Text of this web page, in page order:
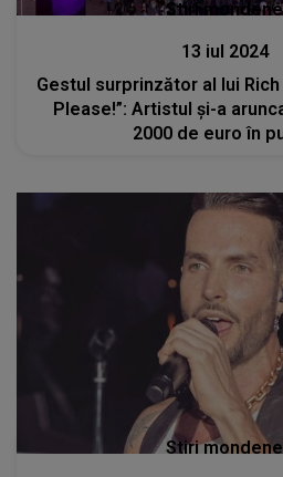
Stiri mondene
13 iul 2024
Gestul surprinzător al lui Rich
Please!”: Artistul și-a
2000 de euro în
Stiri mondene